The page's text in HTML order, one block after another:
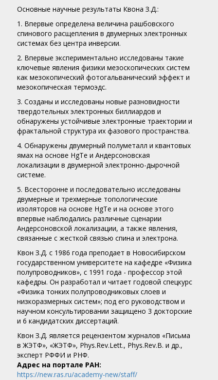
Основные научные результаты Квона З.Д.:
1. Впервые определена величина рашбовского
спинового расщепления в двумерных электронных
системах без центра инверсии.
2. Впервые экспериментально исследованы такие
ключевые явления физики мезоскопических систем
как мезокопический фотогальванический эффект и
мезокопическая термоэдс.
3. Созданы и исследованы новые разновидности
твердотельных электронных биллиардов и
обнаружены устойчивые электронные траектории и
фрактальной структура их фазового пространства.
4. Обнаружены двумерный полуметалл и квантовых
ямах на основе HgTe и Андерсоновская
локализации в двумерной электронно-дырочной
системе.
5. Всесторонне и последовательно исследованы
двумерные и трехмерные топологические
изоляторов на основе HgTe и на основе этого
впервые наблюдались различные сценарии
Андерсоновской локализации, а также явления,
связанные с жесткой связью спина и электрона.
Квон З.Д. с 1986 года преподает в Новосибирском
государственном университете на кафедре «Физика
полупроводников», с 1991 года - профессор этой
кафедры. Он разработал и читает годовой спецкурс
«Физика тонких полупроводниковых слоев и
низкоразмерных систем»; под его руководством и
научном консультировании защищено 3 докторские
и 6 кандидатских диссертаций.
Квон З.Д. является рецензентом журналов «Письма
в ЖЭТФ», «ЖЭТФ», Phys.Rev.Lett., Phys.Rev.В. и др.,
эксперт РФФИ и РНФ.
Адрес на портале РАН:
https://new.ras.ru/academy-new/staff/